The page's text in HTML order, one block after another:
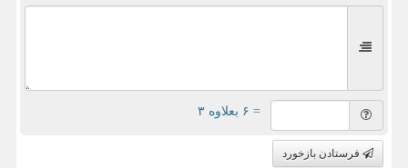
= ۶ بعلاوه ۳
فرستادن بازخورد